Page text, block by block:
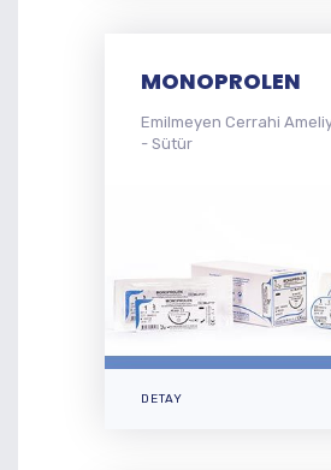
MONOPROLEN
Emilmeyen Cerrahi
- Sütür
DETAY